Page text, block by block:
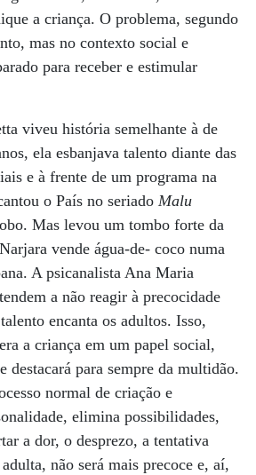
a criança. O problema, segundo
mas no contexto social e
para receber e estimular
viveu história semelhante à de
ela esbanjava talento diante das
e à frente de um programa na
o País no seriado Malu
Mas levou um tombo forte da
vende água-de- coco numa
A psicanalista Ana Maria
a não reagir à precocidade
encanta os adultos. Isso,
a criança em um papel social,
destacará para sempre da multidão.
normal de criação e
elimina possibilidades,
a dor, o desprezo, a tentativa
não será mais precoce e, aí,